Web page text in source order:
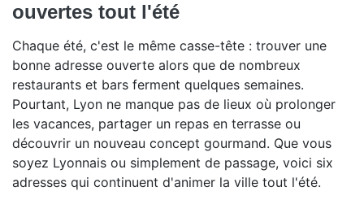
ouvertes tout l'été
Chaque été, c'est le même casse-tête : trouver une
bonne adresse ouverte alors que de nombreux
restaurants et bars ferment quelques semaines.
Pourtant, Lyon ne manque pas de lieux où prolonger
les vacances, partager un repas en terrasse ou
découvrir un nouveau concept gourmand. Que vous
soyez Lyonnais ou simplement de passage, voici six
adresses qui continuent d'animer la ville tout l'été.